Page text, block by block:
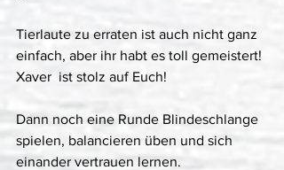
Tierlaute zu erraten ist auch nicht ganz
einfach, aber ihr habt es toll gemeistert!
Xaver  ist stolz auf Euch!
Dann noch eine Runde Blindeschlange
spielen, balancieren üben und sich
einander vertrauen lernen.